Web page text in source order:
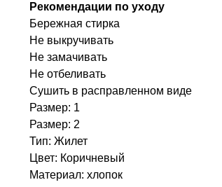
Рекомендации по уходу
Бережная стирка
Не выкручивать
Не замачивать
Не отбеливать
Сушить в расправленном виде
Размер: 1
Размер: 2
Тип: Жилет
Цвет: Коричневый
Материал: хлопок